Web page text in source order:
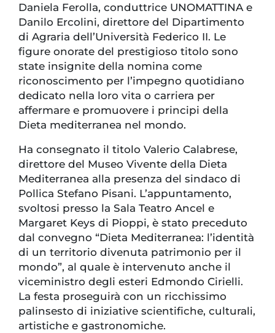
Daniela Ferolla, conduttrice UNOMATTINA e
Danilo Ercolini, direttore del Dipartimento
di Agraria dell’Università Federico II. Le
figure onorate del prestigioso titolo sono
state insignite della nomina come
riconoscimento per l’impegno quotidiano
dedicato nella loro vita o carriera per
affermare e promuovere i principi della
Dieta mediterranea nel mondo.
Ha consegnato il titolo Valerio Calabrese,
direttore del Museo Vivente della Dieta
Mediterranea alla presenza del sindaco di
Pollica Stefano Pisani. L’appuntamento,
svoltosi presso la Sala Teatro Ancel e
Margaret Keys di Pioppi, è stato preceduto
dal convegno “Dieta Mediterranea: l’identità
di un territorio divenuta patrimonio per il
mondo”, al quale è intervenuto anche il
viceministro degli esteri Edmondo Cirielli.
La festa proseguirà con un ricchissimo
palinsesto di iniziative scientifiche, culturali,
artistiche e gastronomiche.